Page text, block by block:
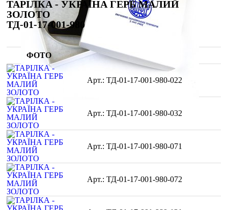
ТАРІЛКА - УКРАЇНА ГЕРБ МАЛИЙ
ЗОЛОТО
ТД-01-17-001-980
ФОТО
ТД-01-17-001-980-022
ТД-01-17-001-980-032
ТД-01-17-001-980-071
ТД-01-17-001-980-072